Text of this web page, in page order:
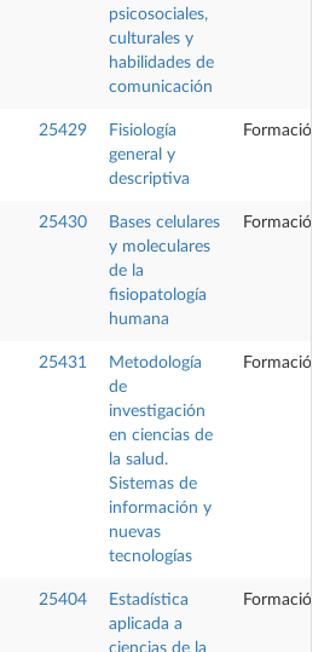
psicosociales,
culturales y
habilidades de
comunicación
25429
Fisiología
general y
descriptiva
Formación
25430
Bases celulares
y moleculares
de la
fisiopatología
humana
Formación
25431
Metodología
de
investigación
en ciencias de
la salud.
Sistemas de
información y
nuevas
tecnologías
Formación
25404
Estadística
aplicada a
ciencias de la
Formación